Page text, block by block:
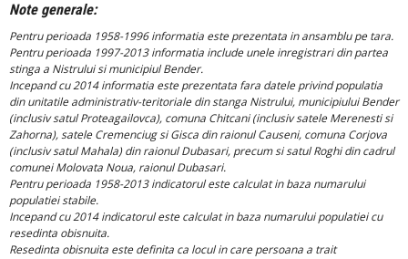
Note generale:
Pentru perioada 1958-1996 informatia este prezentata in ansamblu pe tara.
Pentru perioada 1997-2013 informatia include unele inregistrari din partea
stinga a Nistrului si municipiul Bender.
Incepand cu 2014 informatia este prezentata fara datele privind populatia
din unitatile administrativ-teritoriale din stanga Nistrului, municipiului Bender
(inclusiv satul Proteagailovca), comuna Chitcani (inclusiv satele Merenesti si
Zahorna), satele Cremenciug si Gisca din raionul Causeni, comuna Corjova
(inclusiv satul Mahala) din raionul Dubasari, precum si satul Roghi din cadrul
comunei Molovata Noua, raionul Dubasari.
Pentru perioada 1958-2013 indicatorul este calculat in baza numarului
populatiei stabile.
Incepand cu 2014 indicatorul este calculat in baza numarului populatiei cu
resedinta obisnuita.
Resedinta obisnuita este definita ca locul in care persoana a trait